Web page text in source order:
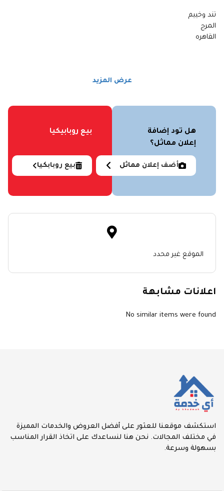
تند وخييم
المرج
القاهره
عرض المزيد
هل تود إضافة
إعلان مماثل؟
أضف إعلان مماثل
بيع روبابيكيا
بيع روبابكيا
الموقع غير محدد
اعلانات مشابهة
No similar items were found
استكشف موقعنا للعثور على أفضل العروض والخدمات المميزة
في مختلف المجالات. نحن هنا لنساعدك على اتخاذ القرار المناسب
بسهولة وسرعة.